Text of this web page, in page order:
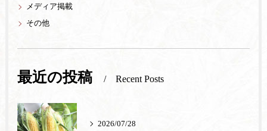
メディア掲載
その他
最近の投稿 Recent Posts
2026/07/28